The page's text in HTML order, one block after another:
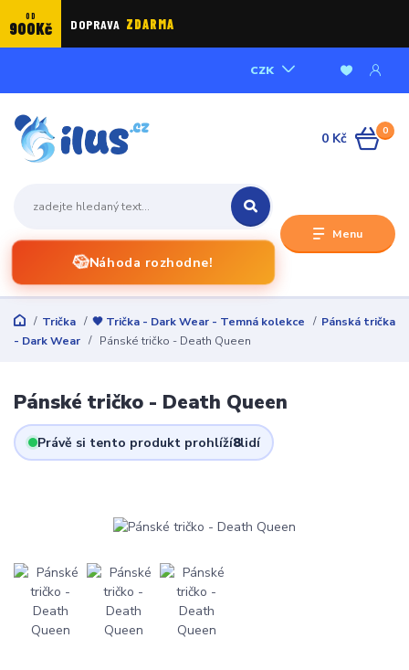
OD
900Kč DOPRAVA ZDARMA
Menu
CZK
🎲Náhoda rozhodne!
0
0 Kč
Trička 🖤 Trička - Dark Wear - Temná kolekce
Pánská trička
- Dark Wear
Pánské tričko - Death Queen
Pánské tričko - Death Queen
Právě si tento produkt prohlíží8lidí